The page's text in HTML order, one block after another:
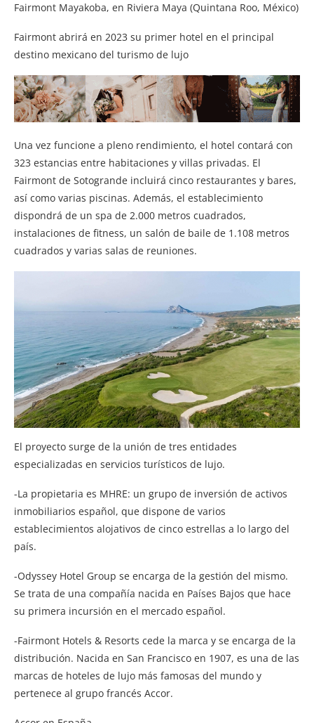
Fairmont Mayakoba, en Riviera Maya (Quintana Roo, México)
Fairmont abrirá en 2023 su primer hotel en el principal
destino mexicano del turismo de lujo
Una vez funcione a pleno rendimiento, el hotel contará con
323 estancias entre habitaciones y villas privadas. El
Fairmont de Sotogrande incluirá cinco restaurantes y bares,
así como varias piscinas. Además, el establecimiento
dispondrá de un spa de 2.000 metros cuadrados,
instalaciones de fitness, un salón de baile de 1.108 metros
cuadrados y varias salas de reuniones.
El proyecto surge de la unión de tres entidades
especializadas en servicios turísticos de lujo.
-La propietaria es MHRE: un grupo de inversión de activos
inmobiliarios español, que dispone de varios
establecimientos alojativos de cinco estrellas a lo largo del
país.
-Odyssey Hotel Group se encarga de la gestión del mismo.
Se trata de una compañía nacida en Países Bajos que hace
su primera incursión en el mercado español.
-Fairmont Hotels & Resorts cede la marca y se encarga de la
distribución. Nacida en San Francisco en 1907, es una de las
marcas de hoteles de lujo más famosas del mundo y
pertenece al grupo francés Accor.